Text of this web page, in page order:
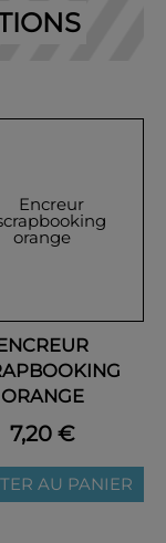
ORANGE
7,20 €
AU PANIER